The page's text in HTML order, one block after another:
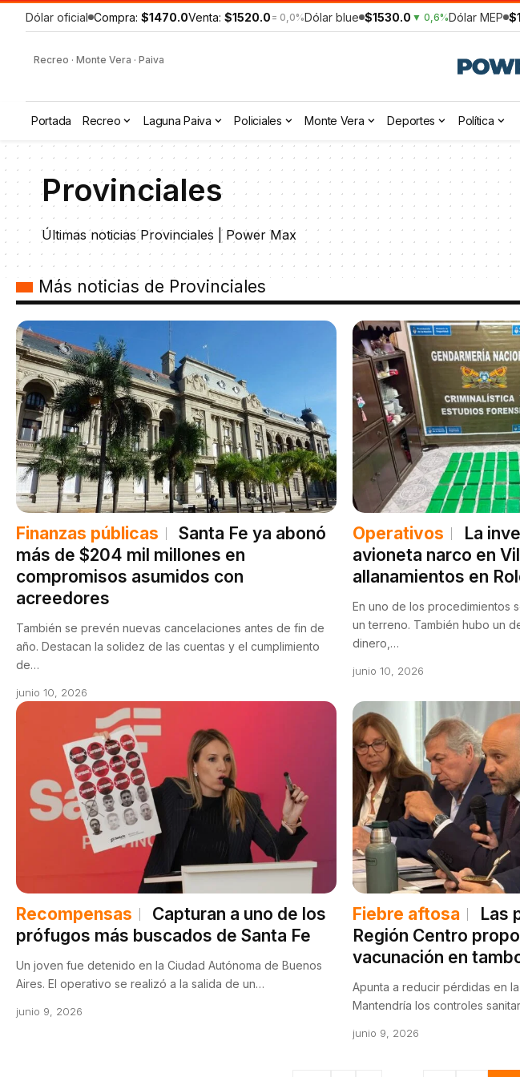
Dólar oficial Compra: $1470.0Venta: $1520.0 = 0,0%Dólar blue $1530.0 ▼ 0,6%Dólar MEP
Recreo · Monte Vera · Paiva
Portada Recreo Laguna Paiva Policiales Monte Vera Deportes Política
Provinciales
Últimas noticias Provinciales | Power Max
Más noticias de Provinciales
Finanzas públicas
Santa Fe ya abonó
más de $204 mil millones en
compromisos asumidos con
acreedores
También se prevén nuevas cancelaciones antes de fin de
año. Destacan la solidez de las cuentas y el cumplimiento
de…
junio 10, 2026
Operativos
La
avioneta narco en
allanamientos en
En uno de los procedimientos
un terreno. También hubo un
dinero,…
junio 10, 2026
Recompensas
Capturan a uno de los
prófugos más buscados de Santa Fe
Un joven fue detenido en la Ciudad Autónoma de Buenos
Aires. El operativo se realizó a la salida de un…
junio 9, 2026
Fiebre aftosa
Las
Región Centro
vacunación en
Apunta a reducir pérdidas en
Mantendría los controles
junio 9, 2026